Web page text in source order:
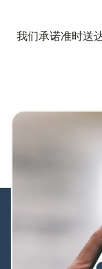
我们承诺准时送